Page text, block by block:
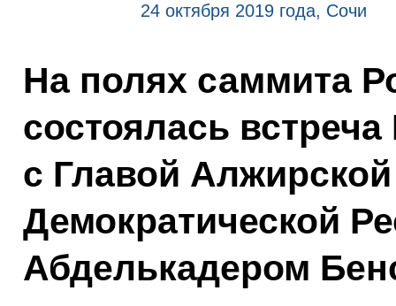
24 октября 2019 года, Сочи
На полях саммита
состоялась
с Главой
Демократической
Абделькадером